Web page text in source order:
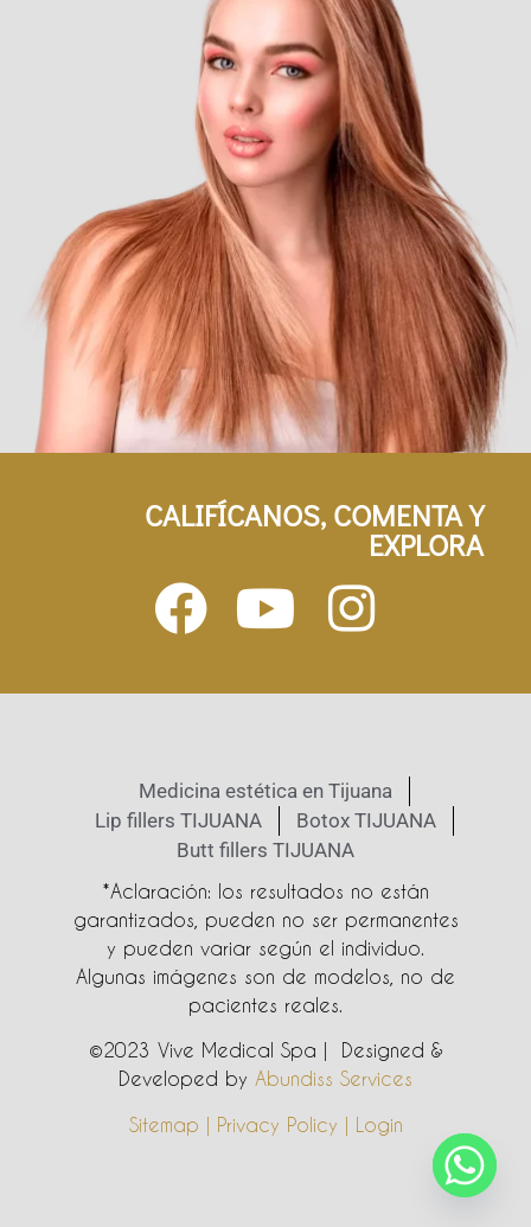
CALIFÍCANOS, COMENTA Y
EXPLORA
Medicina estética en Tijuana
Lip fillers TIJUANA
Botox TIJUANA
Butt fillers TIJUANA
*Aclaración: los resultados no están
garantizados, pueden no ser permanentes
y pueden variar según el individuo.
Algunas imágenes son de modelos, no de
pacientes reales.
©2023 Vive Medical Spa | Designed &
Developed by Abundiss Services
Sitemap | Privacy Policy | Login